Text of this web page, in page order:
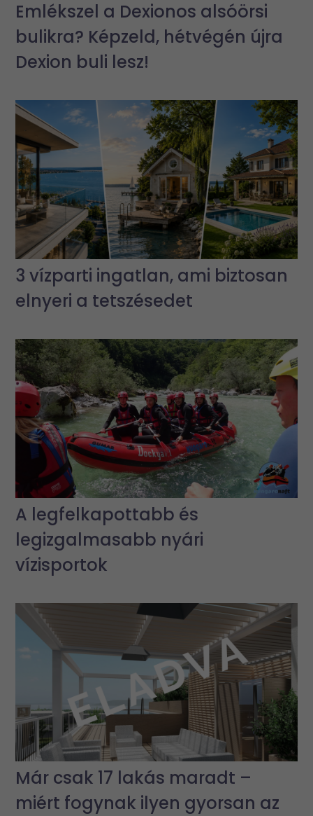
Emlékszel a Dexionos alsóörsi
bulikra? Képzeld, hétvégén újra
Dexion buli lesz!
3 vízparti ingatlan, ami biztosan
elnyeri a tetszésedet
A legfelkapottabb és
legizgalmasabb nyári
vízisportok
Már csak 17 lakás maradt –
miért fogynak ilyen gyorsan az